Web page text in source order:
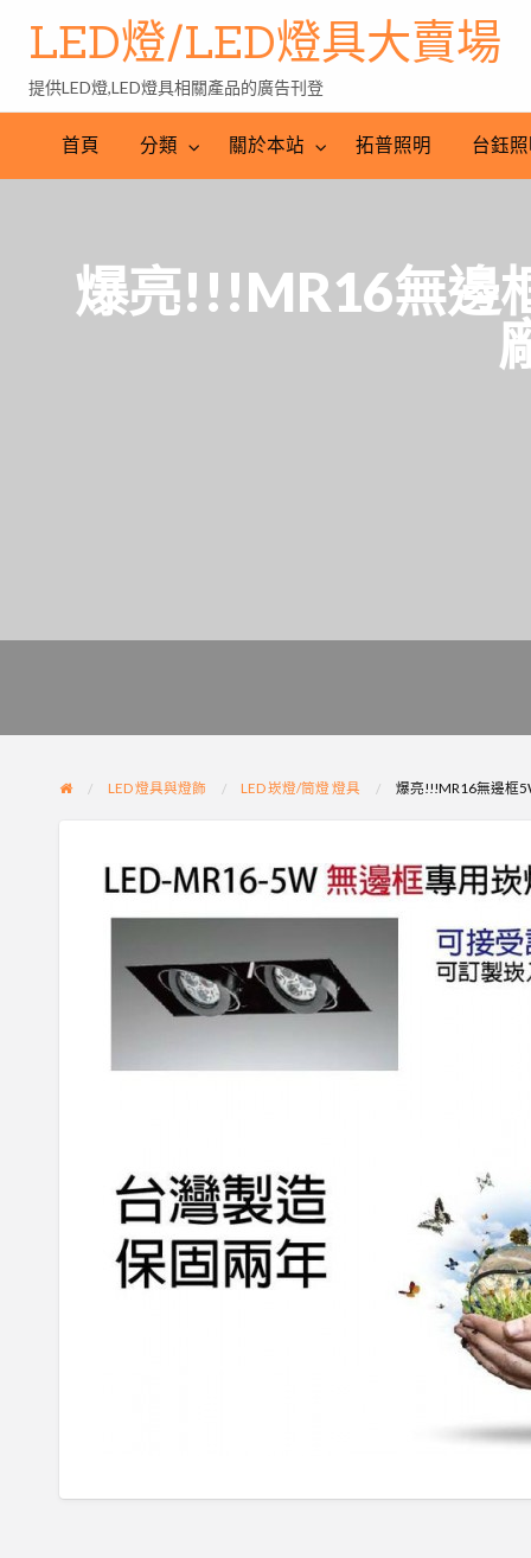
LED
批
LED
照
產
LED燈/LED燈具大賣場
提供LED燈,LED燈具相關產品的廣告刊登
首頁 分類 關於本站 拓普照明 台鈺
爆亮!!!MR16無邊
LED 燈具與燈飾 LED 崁燈/筒燈 燈具 爆亮!!!MR16無邊框